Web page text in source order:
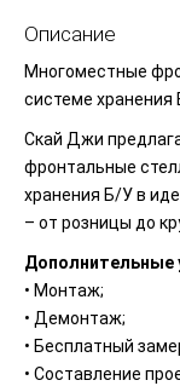
Описание
Многоместные
системе
Скай Джи
фронтальные
хранения Б/У в
– от розницы до
Дополнительные
• Монтаж;
• Демонтаж;
• Бесплатный
• Составление